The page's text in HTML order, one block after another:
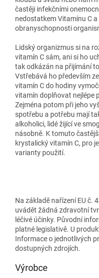
častěji infekčními
nedostatkem Vitamínu C
obranyschopnosti
Lidský organizmus si na
vitamín C sám, ani si ho
tak odkázán na přijímání
Vstřebává ho především
vitamín C do hodiny
vitamín doplňovat nejlépe
Zejména potom při jeho
spotřebu a potřebu mají
alkoholici, lidé žijící ve
násobně. K tomuto
krystalický vitamín C, pro
varianty použití.
Na základě nařízení EU č.
uvádět žádná zdravotní
léčivé účinky. Původní
platné legislativě. U
Informace o jednotlivých
dostupných zdrojích.
Výrobce